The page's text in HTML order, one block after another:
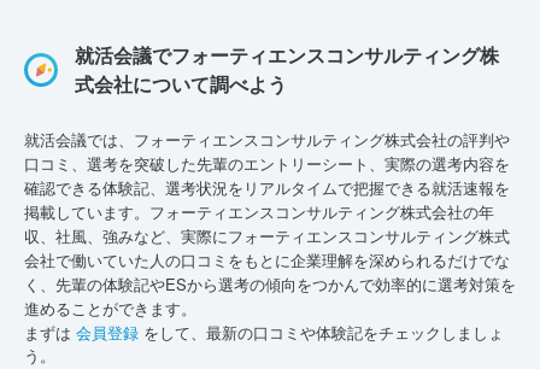
就活会議でフォーティエンスコンサルティング株
式会社について調べよう
就活会議では、フォーティエンスコンサルティング株式会社の評判や
口コミ、選考を突破した先輩のエントリーシート、実際の選考内容を
確認できる体験記、選考状況をリアルタイムで把握できる就活速報を
掲載しています。フォーティエンスコンサルティング株式会社の年
収、社風、強みなど、実際にフォーティエンスコンサルティング株式
会社で働いていた人の口コミをもとに企業理解を深められるだけでな
く、先輩の体験記やESから選考の傾向をつかんで効率的に選考対策を
進めることができます。
まずは 会員登録 をして、最新の口コミや体験記をチェックしましょ
う。